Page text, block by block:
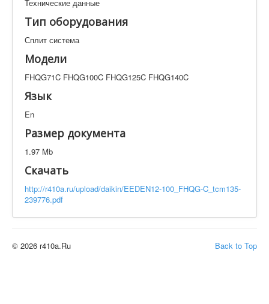
Контакты
Техническая документация
FHQG71C FHQG100C FHQG125C FHQG140C
Искать
Производитель
Элементов на страницу
Технические данные
Тип оборудования
Сплит система
Модели
FHQG71C FHQG100C FHQG125C FHQG140C
Язык
En
Размер документа
1.97 Mb
Скачать
http://r410a.ru/upload/daikin/EEDEN12-100_FHQG-C_tcm135-
239776.pdf
Back to Top
© 2026 r410a.Ru